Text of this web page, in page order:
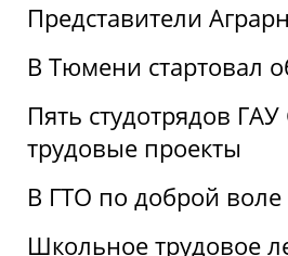
Представители
В Тюмени стартовал
Пять студотрядов
трудовые проекты
В ГТО по доброй воле
Школьное трудовое